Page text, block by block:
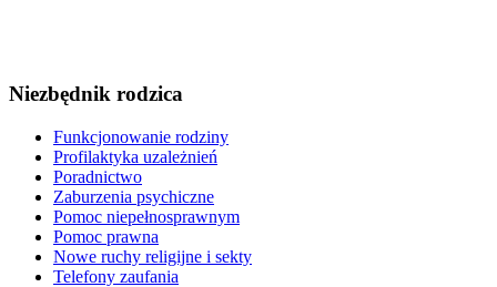
Niezbędnik rodzica
Funkcjonowanie rodziny
Profilaktyka uzależnień
Poradnictwo
Zaburzenia psychiczne
Pomoc niepełnosprawnym
Pomoc prawna
Nowe ruchy religijne i sekty
Telefony zaufania